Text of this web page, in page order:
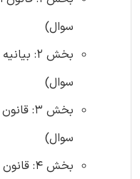
سوال)
سوال)
سوال)